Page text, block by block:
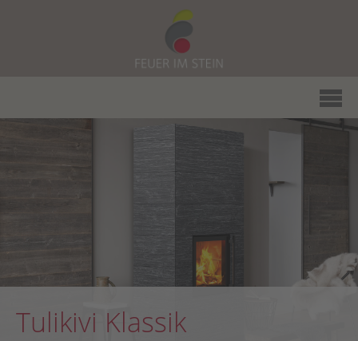
Tulikivi Klassik